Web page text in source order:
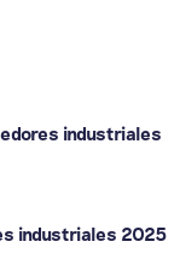
industriales
industriales 2025